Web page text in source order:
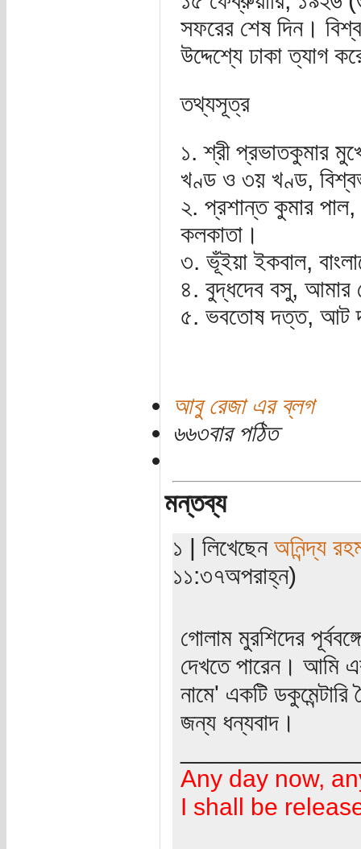
সফরের শেষ দিন।
উদ্দেশ্যে ঢাকা ত্যাগ
তথ্যসূত্র
১. শ্রী প্রভাতকুমার
খণ্ড ও ৩য় খণ্ড,
২. প্রশান্ত কুমার পাল,
কলকাতা।
৩. ভূঁইয়া ইকবাল,
৪. বুদ্ধদেব বসু, আমার
৫. ভবতোষ দত্ত, আট
আবু রেজা এর ব্লগ
৬৬৩বার পঠিত
মন্তব্য
১ | লিখেছেন অনিন্দ্য
১১:৩৭অপরাহ্ন)
গোলাম মুরশিদের
দেখতে পারেন। আমি
নামে' একটি
জন্য ধন্যবাদ।
Any day now,
I shall be